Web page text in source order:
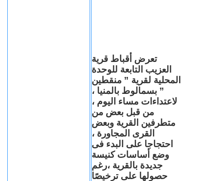
تعرض أقباط قرية
العزيب التابعة للوحدة
المحلية لقرية ” منقطين
” بسمالوط بالمنيا ،
لاعتداءات مساء اليوم ،
من قبل بعض من
متطرفين القرية وبعض
القرى المجاورة ،
احتجاجا على البدء فى
وضع أساسات كنيسة
جديدة بالقرية ،رغم
حصولها على ترخيصًا